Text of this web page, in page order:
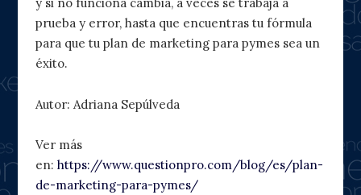
prueba y error, hasta que encuentras tu fórmula
para que tu plan de marketing para pymes sea un
éxito.
Autor: Adriana Sepúlveda
Ver más
en: https://www.questionpro.com/blog/es/plan-
de-marketing-para-pymes/